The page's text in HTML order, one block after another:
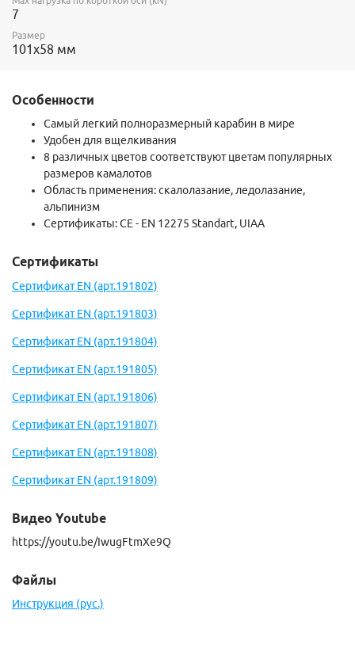
7
Размер
101х58 мм
Особенности
Самый легкий полноразмерный карабин в мире
Удобен для вщелкивания
8 различных цветов соответствуют цветам популярных
размеров камалотов
Область применения: скалолазание, ледолазание,
альпинизм
Сертификаты: CE - EN 12275 Standart, UIAA
Сертификаты
Сертификат EN (арт.191802)
Сертификат EN (арт.191803)
Сертификат EN (арт.191804)
Сертификат EN (арт.191805)
Сертификат EN (арт.191806)
Сертификат EN (арт.191807)
Сертификат EN (арт.191808)
Сертификат EN (арт.191809)
Видео Youtube
https://youtu.be/IwugFtmXe9Q
Файлы
Инструкция (рус.)